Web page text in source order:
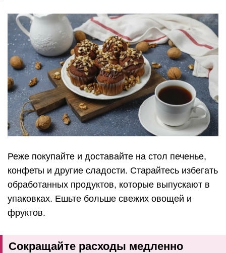
Реже покупайте и доставайте на стол печенье,
конфеты и другие сладости. Старайтесь избегать
обработанных продуктов, которые выпускают в
упаковках. Ешьте больше свежих овощей и
фруктов.
Сокращайте расходы медленно